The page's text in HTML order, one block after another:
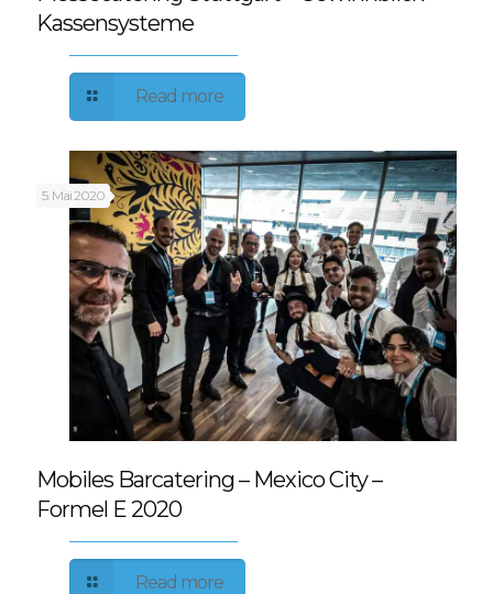
Kassensysteme
Read more
5. Mai 2020
Mobiles Barcatering – Mexico City –
Formel E 2020
Read more